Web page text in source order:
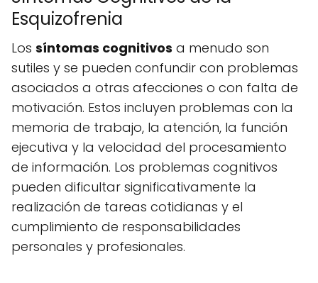
Esquizofrenia
Los síntomas cognitivos a menudo son
sutiles y se pueden confundir con problemas
asociados a otras afecciones o con falta de
motivación. Estos incluyen problemas con la
memoria de trabajo, la atención, la función
ejecutiva y la velocidad del procesamiento
de información. Los problemas cognitivos
pueden dificultar significativamente la
realización de tareas cotidianas y el
cumplimiento de responsabilidades
personales y profesionales.